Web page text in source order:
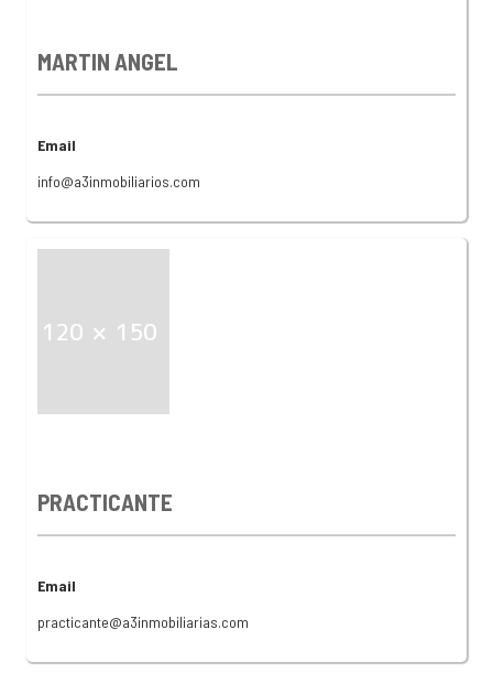
MARTIN ANGEL
Email
info@a3inmobiliarios.com
PRACTICANTE
Email
practicante@a3inmobiliarias.com